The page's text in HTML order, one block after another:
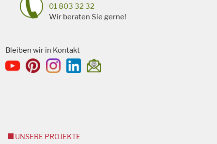
01 803 32 32
Wir beraten Sie gerne!
Bleiben wir in Kontakt
UNSERE PROJEKTE